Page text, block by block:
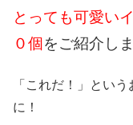
とっても可愛い
０個をご紹介し
「これだ！」とい
に！